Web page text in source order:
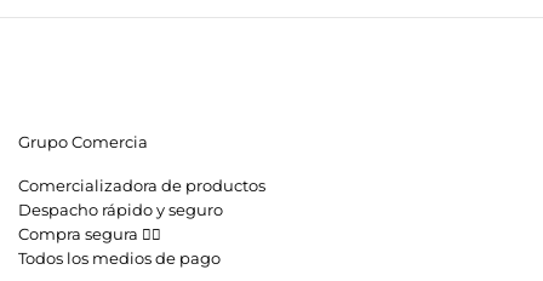
Grupo Comercia
Comercializadora de productos
Despacho rápido y seguro
Compra segura 👇🏼
Todos los medios de pago